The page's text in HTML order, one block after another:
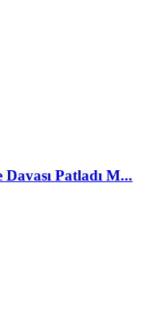
Patladı M...